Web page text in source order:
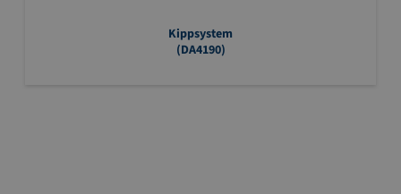
Kippsystem
(DA4190)